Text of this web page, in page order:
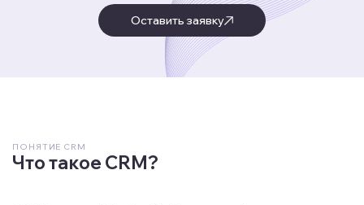
Оставить заявку
Что такое CRM?
ПОНЯТИЕ CRM